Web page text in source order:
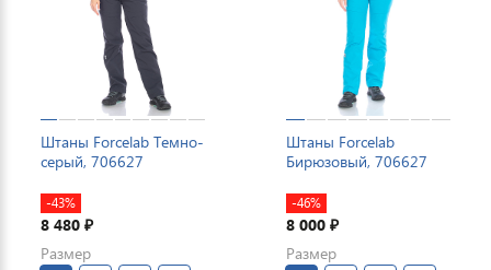
Штаны Forcelab Темно-
серый, 706627
-43%
8 480 ₽
Размер
Штаны Forcelab
Бирюзовый, 706627
-46%
8 000 ₽
Размер